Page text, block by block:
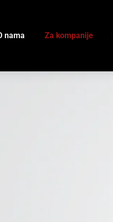
nama Za kompanije